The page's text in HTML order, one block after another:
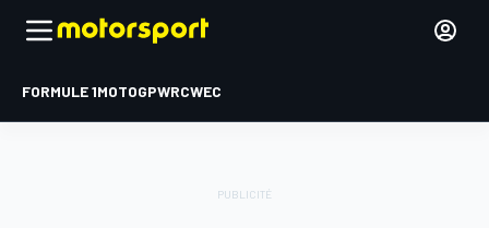
FORMULE 1MOTOGPWRCWEC